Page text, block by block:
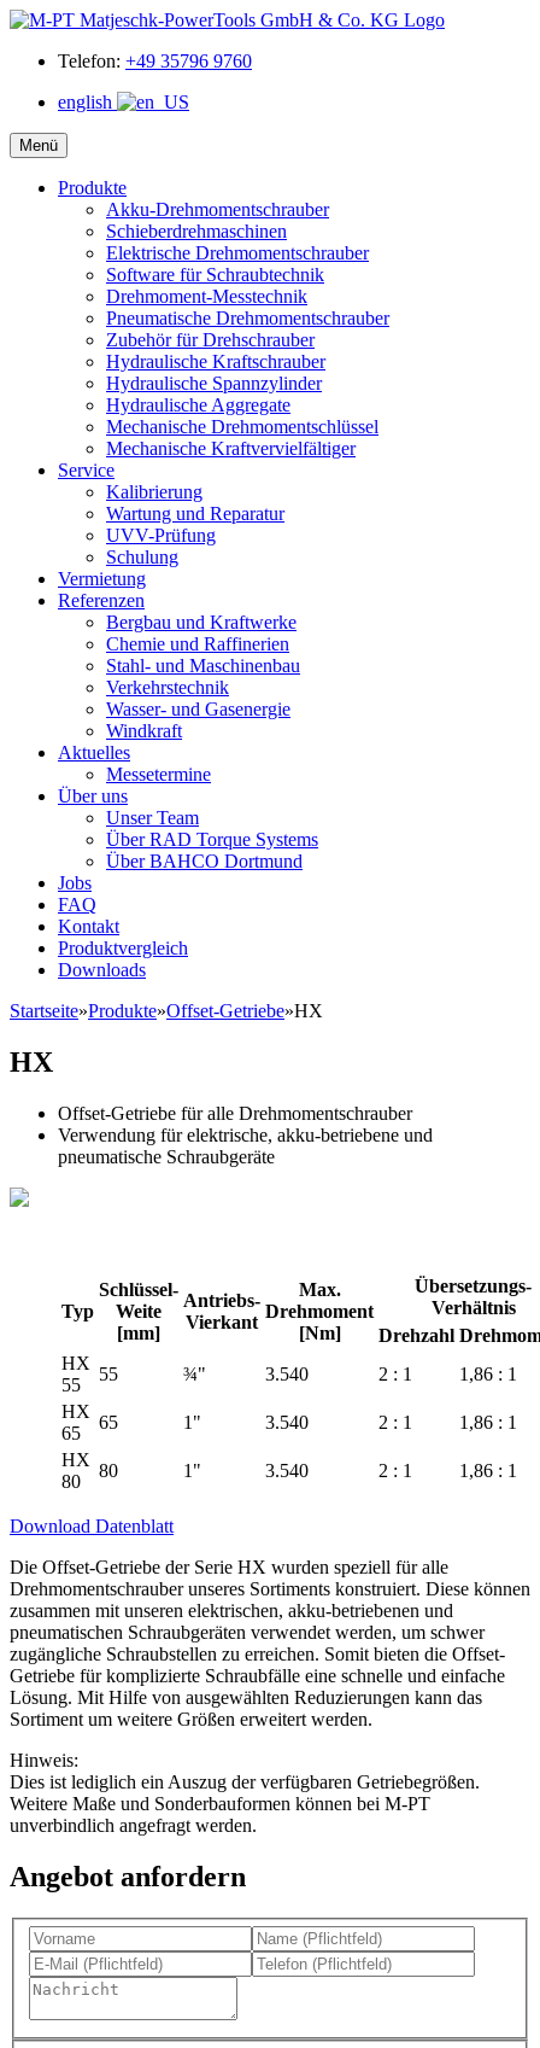
Telefon: +49 35796 9760
english
Menü
Produkte
Akku-Drehmomentschrauber
Schieberdrehmaschinen
Elektrische Drehmomentschrauber
Software für Schraubtechnik
Drehmoment-Messtechnik
Pneumatische Drehmomentschrauber
Zubehör für Drehschrauber
Hydraulische Kraftschrauber
Hydraulische Spannzylinder
Hydraulische Aggregate
Mechanische Drehmomentschlüssel
Mechanische Kraftvervielfältiger
Service
Kalibrierung
Wartung und Reparatur
UVV-Prüfung
Schulung
Vermietung
Referenzen
Bergbau und Kraftwerke
Chemie und Raffinerien
Stahl- und Maschinenbau
Verkehrstechnik
Wasser- und Gasenergie
Windkraft
Aktuelles
Messetermine
Über uns
Unser Team
Über RAD Torque Systems
Über BAHCO Dortmund
Jobs
FAQ
Kontakt
Produktvergleich
Downloads
Startseite»Produkte»Offset-Getriebe»HX
HX
Offset-Getriebe für alle Drehmomentschrauber
Verwendung für elektrische, akku-betriebene und
pneumatische Schraubgeräte
Typ
Schlüssel-
Weite
[mm]
Antriebs-
Vierkant
Max.
Drehmoment
[Nm]
Übersetzungs-
Verhältnis
Drehzahl
HX
55
55 ¾" 3.540 2 : 1
1,86 : 1
HX
65
65 1" 3.540 2 : 1
1,86 : 1
HX
80
80 1" 3.540 2 : 1 1,86 : 1
Download Datenblatt
Die Offset-Getriebe der Serie HX wurden speziell für alle
Drehmomentschrauber unseres Sortiments konstruiert. Diese können
zusammen mit unseren elektrischen, akku-betriebenen und
pneumatischen Schraubgeräten verwendet werden, um schwer
zugängliche Schraubstellen zu erreichen. Somit bieten die Offset-
Getriebe für komplizierte Schraubfälle eine schnelle und einfache
Lösung. Mit Hilfe von ausgewählten Reduzierungen kann das
Sortiment um weitere Größen erweitert werden.
Hinweis:
Dies ist lediglich ein Auszug der verfügbaren Getriebegrößen.
Weitere Maße und Sonderbauformen können bei M-PT
unverbindlich angefragt werden.
Angebot anfordern